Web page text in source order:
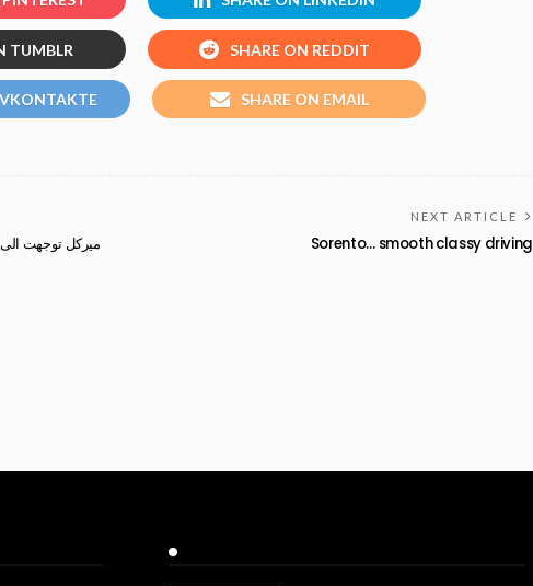
TUMBLR SHARE ON REDDIT
SHARE ON EMAIL
ميركل توجهت الى
NEXT ARTICLE
Sorento… smooth classy driving